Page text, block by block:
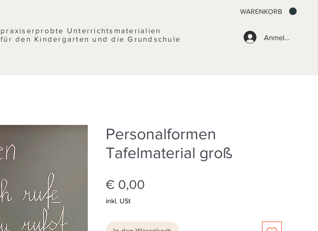
Anmelden
WARENKORB
praxiserprobte Unterrichtsmaterialien
für den Kindergarten und die Grundschule
Personalformen
Tafelmaterial groß
€ 0,00
inkl. USt